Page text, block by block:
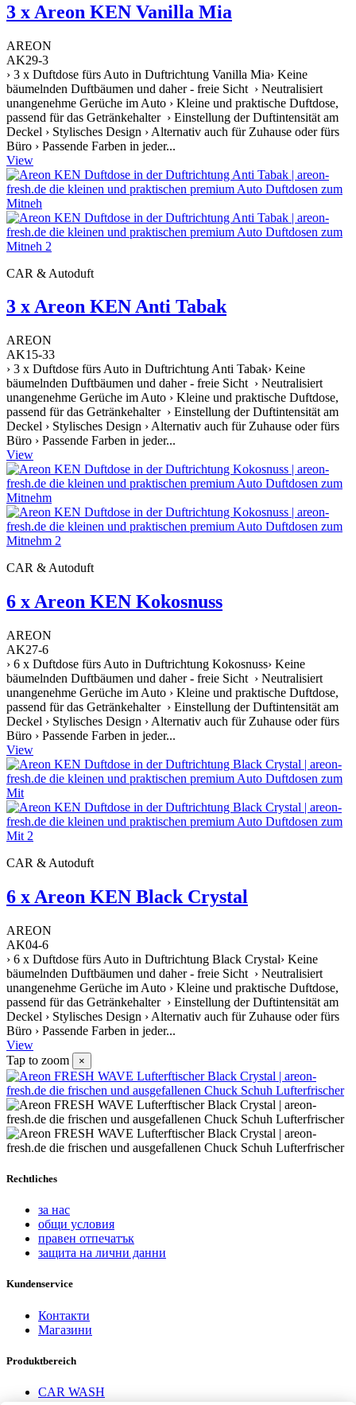
3 x Areon KEN Vanilla Mia
AREON
AK29-3
› 3 x Duftdose fürs Auto in Duftrichtung Vanilla Mia› Keine
bäumelnden Duftbäumen und daher - freie Sicht › Neutralisiert
unangenehme Gerüche im Auto › Kleine und praktische Duftdose,
passend für das Getränkehalter › Einstellung der Duftintensität am
Deckel › Stylisches Design › Alternativ auch für Zuhause oder fürs
Büro › Passende Farben in jeder...
View
CAR & Autoduft
3 x Areon KEN Anti Tabak
AREON
AK15-33
› 3 x Duftdose fürs Auto in Duftrichtung Anti Tabak› Keine
bäumelnden Duftbäumen und daher - freie Sicht › Neutralisiert
unangenehme Gerüche im Auto › Kleine und praktische Duftdose,
passend für das Getränkehalter › Einstellung der Duftintensität am
Deckel › Stylisches Design › Alternativ auch für Zuhause oder fürs
Büro › Passende Farben in jeder...
View
CAR & Autoduft
6 x Areon KEN Kokosnuss
AREON
AK27-6
› 6 x Duftdose fürs Auto in Duftrichtung Kokosnuss› Keine
bäumelnden Duftbäumen und daher - freie Sicht › Neutralisiert
unangenehme Gerüche im Auto › Kleine und praktische Duftdose,
passend für das Getränkehalter › Einstellung der Duftintensität am
Deckel › Stylisches Design › Alternativ auch für Zuhause oder fürs
Büro › Passende Farben in jeder...
View
CAR & Autoduft
6 x Areon KEN Black Crystal
AREON
AK04-6
› 6 x Duftdose fürs Auto in Duftrichtung Black Crystal› Keine
bäumelnden Duftbäumen und daher - freie Sicht › Neutralisiert
unangenehme Gerüche im Auto › Kleine und praktische Duftdose,
passend für das Getränkehalter › Einstellung der Duftintensität am
Deckel › Stylisches Design › Alternativ auch für Zuhause oder fürs
Büro › Passende Farben in jeder...
View
Tap to zoom
×
Rechtliches
за нас
общи условия
правен отпечатък
защита на лични данни
Kundenservice
Контакти
Магазини
Produktbereich
CAR WASH